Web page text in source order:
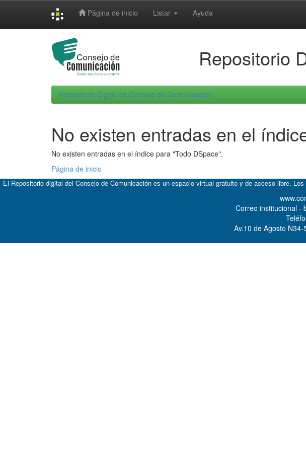
Página de inicio Listar Ayuda
Repositorio
Repositorio Digital de Consejo de Comunicacion
No existen entradas en el
No existen entradas en el índice para "Todo DSpace".
Página de inicio
El Repositorio digital del Consejo de Comunicación es un espacio virtual gratuito y de acceso libre.
Correo institucional -
Av.10 de Agosto